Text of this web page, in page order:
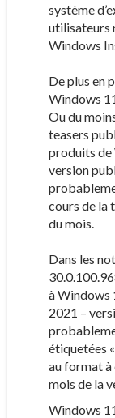
système
utilisateurs
Windows
De plus en
Windows
Ou du
teasers
produits de
version
cours de la
du mois.
Dans les
à Windows
2021 –
étiquetées
au format
mois de la
Windows